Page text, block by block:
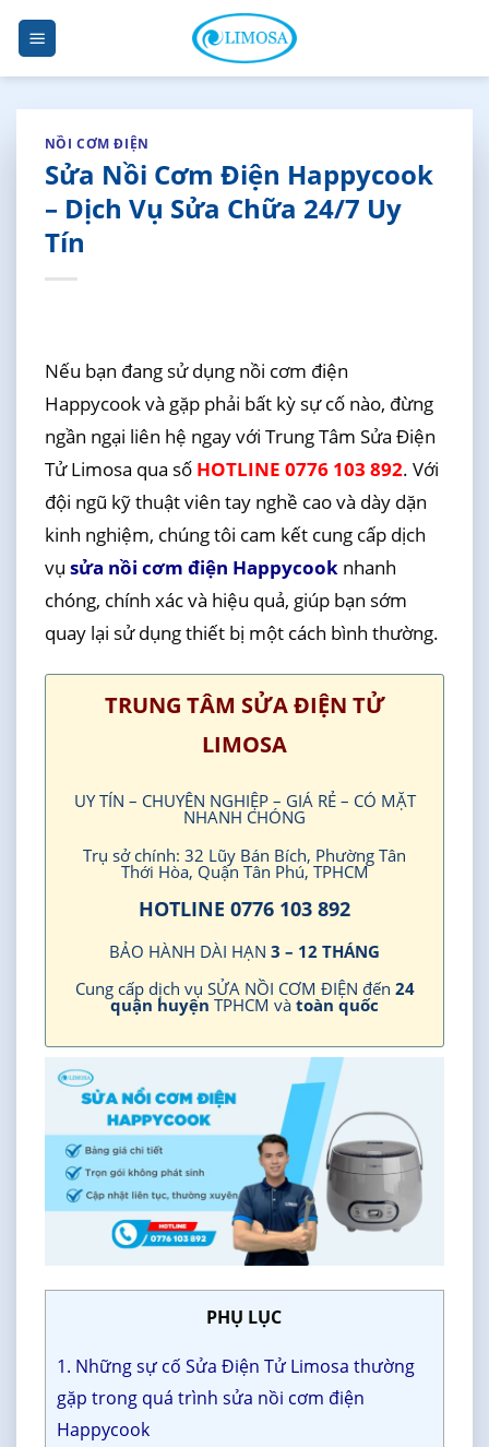
Skip
content
NỒI CƠM ĐIỆN
Sửa Nồi Cơm Điện Happycook
– Dịch Vụ Sửa Chữa 24/7 Uy
Tín
Nếu bạn đang sử dụng nồi cơm điện
Happycook và gặp phải bất kỳ sự cố nào, đừng
ngần ngại liên hệ ngay với Trung Tâm Sửa Điện
Tử Limosa qua số HOTLINE 0776 103 892. Với
đội ngũ kỹ thuật viên tay nghề cao và dày dặn
kinh nghiệm, chúng tôi cam kết cung cấp dịch
vụ sửa nồi cơm điện Happycooknhanh
chóng, chính xác và hiệu quả, giúp bạn sớm
quay lại sử dụng thiết bị một cách bình thường.
TRUNG TÂM SỬA ĐIỆN TỬ
LIMOSA
UY TÍN – CHUYÊN NGHIỆP – GIÁ RẺ – CÓ MẶT
NHANH CHÓNG
Trụ sở chính: 32 Lũy Bán Bích, Phường Tân
Thới Hòa, Quận Tân Phú, TPHCM
HOTLINE 0776 103 892
BẢO HÀNH DÀI HẠN 3 – 12 THÁNG
Cung cấp dịch vụ SỬA NỒI CƠM ĐIỆN đến 24
quận huyện TPHCM và toàn quốc
PHỤ LỤC
1. Những sự cố Sửa Điện Tử Limosa thường
gặp trong quá trình sửa nồi cơm điện
Happycook